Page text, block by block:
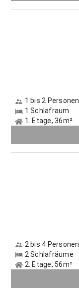
1 bis 2 Personen
1 Schlafraum
1. Etage, 36m²
2 bis 4 Personen
2 Schlafräume
2. Etage, 56m²